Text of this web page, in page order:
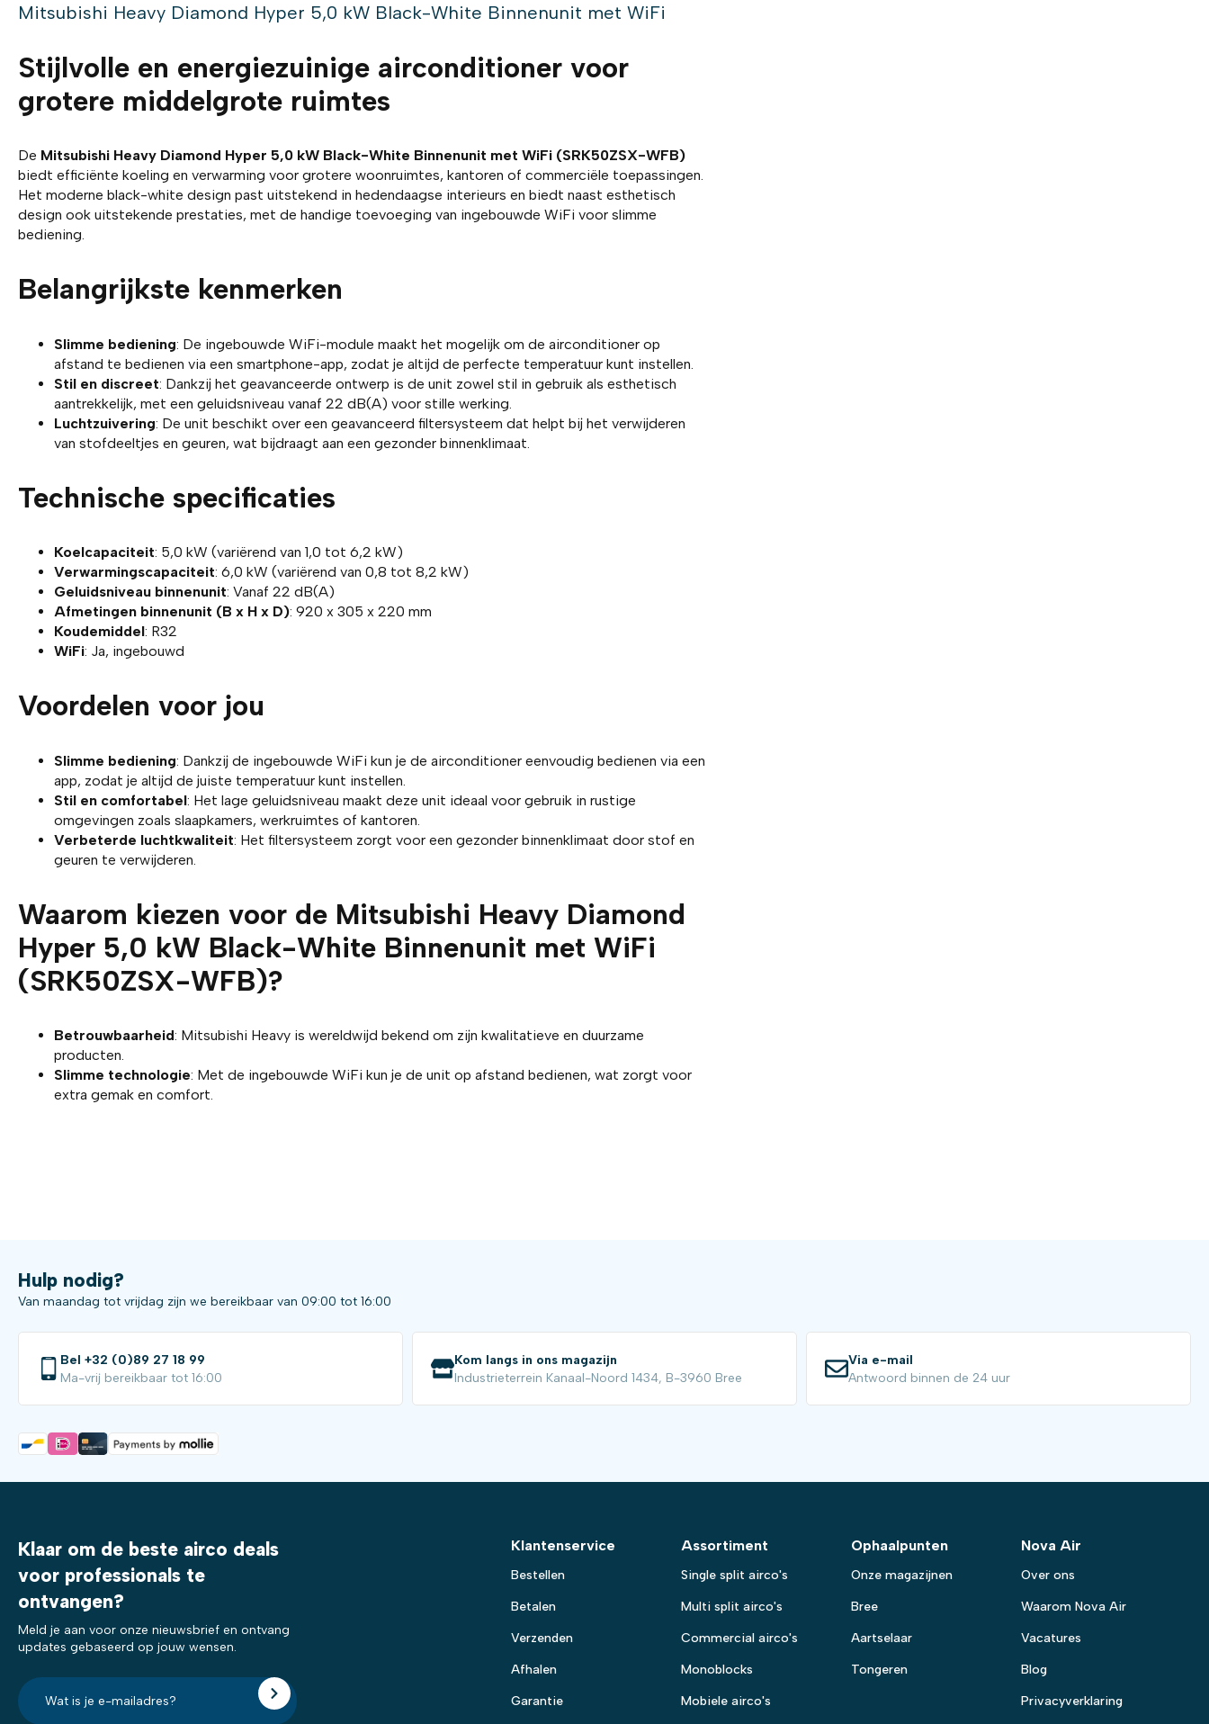
Mitsubishi Heavy Diamond Hyper 5,0 kW Black-White Binnenunit met WiFi
Stijlvolle en energiezuinige airconditioner voor
grotere middelgrote ruimtes
De Mitsubishi Heavy Diamond Hyper 5,0 kW Black-White Binnenunit met WiFi (SRK50ZSX-WFB)
biedt efficiënte koeling en verwarming voor grotere woonruimtes, kantoren of commerciële toepassingen.
Het moderne black-white design past uitstekend in hedendaagse interieurs en biedt naast esthetisch
design ook uitstekende prestaties, met de handige toevoeging van ingebouwde WiFi voor slimme
bediening.
Belangrijkste kenmerken
Slimme bediening: De ingebouwde WiFi-module maakt het mogelijk om de airconditioner op
afstand te bedienen via een smartphone-app, zodat je altijd de perfecte temperatuur kunt instellen.
Stil en discreet: Dankzij het geavanceerde ontwerp is de unit zowel stil in gebruik als esthetisch
aantrekkelijk, met een geluidsniveau vanaf 22 dB(A) voor stille werking.
Luchtzuivering: De unit beschikt over een geavanceerd filtersysteem dat helpt bij het verwijderen
van stofdeeltjes en geuren, wat bijdraagt aan een gezonder binnenklimaat.
Technische specificaties
Koelcapaciteit: 5,0 kW (variërend van 1,0 tot 6,2 kW)
Verwarmingscapaciteit: 6,0 kW (variërend van 0,8 tot 8,2 kW)
Geluidsniveau binnenunit: Vanaf 22 dB(A)
Afmetingen binnenunit (B x H x D): 920 x 305 x 220 mm
Koudemiddel: R32
WiFi: Ja, ingebouwd
Voordelen voor jou
Slimme bediening: Dankzij de ingebouwde WiFi kun je de airconditioner eenvoudig bedienen via een
app, zodat je altijd de juiste temperatuur kunt instellen.
Stil en comfortabel: Het lage geluidsniveau maakt deze unit ideaal voor gebruik in rustige
omgevingen zoals slaapkamers, werkruimtes of kantoren.
Verbeterde luchtkwaliteit: Het filtersysteem zorgt voor een gezonder binnenklimaat door stof en
geuren te verwijderen.
Waarom kiezen voor de Mitsubishi Heavy Diamond
Hyper 5,0 kW Black-White Binnenunit met WiFi
(SRK50ZSX-WFB)?
Betrouwbaarheid: Mitsubishi Heavy is wereldwijd bekend om zijn kwalitatieve en duurzame
producten.
Slimme technologie: Met de ingebouwde WiFi kun je de unit op afstand bedienen, wat zorgt voor
extra gemak en comfort.
Hulp nodig?
Van maandag tot vrijdag zijn we bereikbaar van 09:00 tot 16:00
Bel +32 (0)89 27 18 99
Ma-vrij bereikbaar tot 16:00
Kom langs in ons magazijn
Industrieterrein Kanaal-Noord 1434, B-3960 Bree
Via e-mail
Antwoord binnen de 24 uur
Klaar om de beste airco deals
voor professionals te
ontvangen?
Meld je aan voor onze nieuwsbrief en ontvang
updates gebaseerd op jouw wensen.
E-
mailadres?
*
Klantenservice
Bestellen
Betalen
Verzenden
Afhalen
Garantie
Assortiment
Single split airco's
Multi split airco's
Commercial airco's
Monoblocks
Mobiele airco's
Ophaalpunten
Onze magazijnen
Bree
Aartselaar
Tongeren
Nova Air
Over ons
Waarom Nova Air
Vacatures
Blog
Privacyverklaring